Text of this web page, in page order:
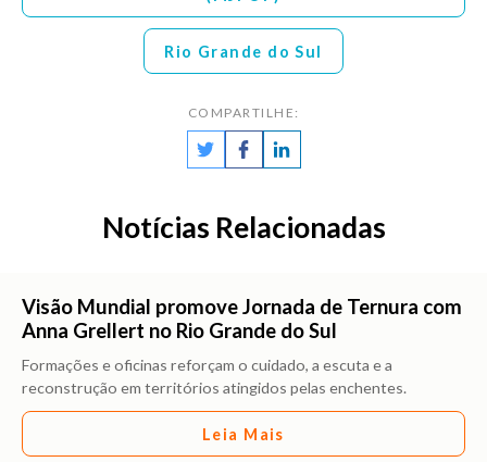
Rio Grande do Sul
COMPARTILHE:
Notícias Relacionadas
Visão Mundial promove Jornada de Ternura com
Anna Grellert no Rio Grande do Sul
Formações e oficinas reforçam o cuidado, a escuta e a
reconstrução em territórios atingidos pelas enchentes.
Leia Mais